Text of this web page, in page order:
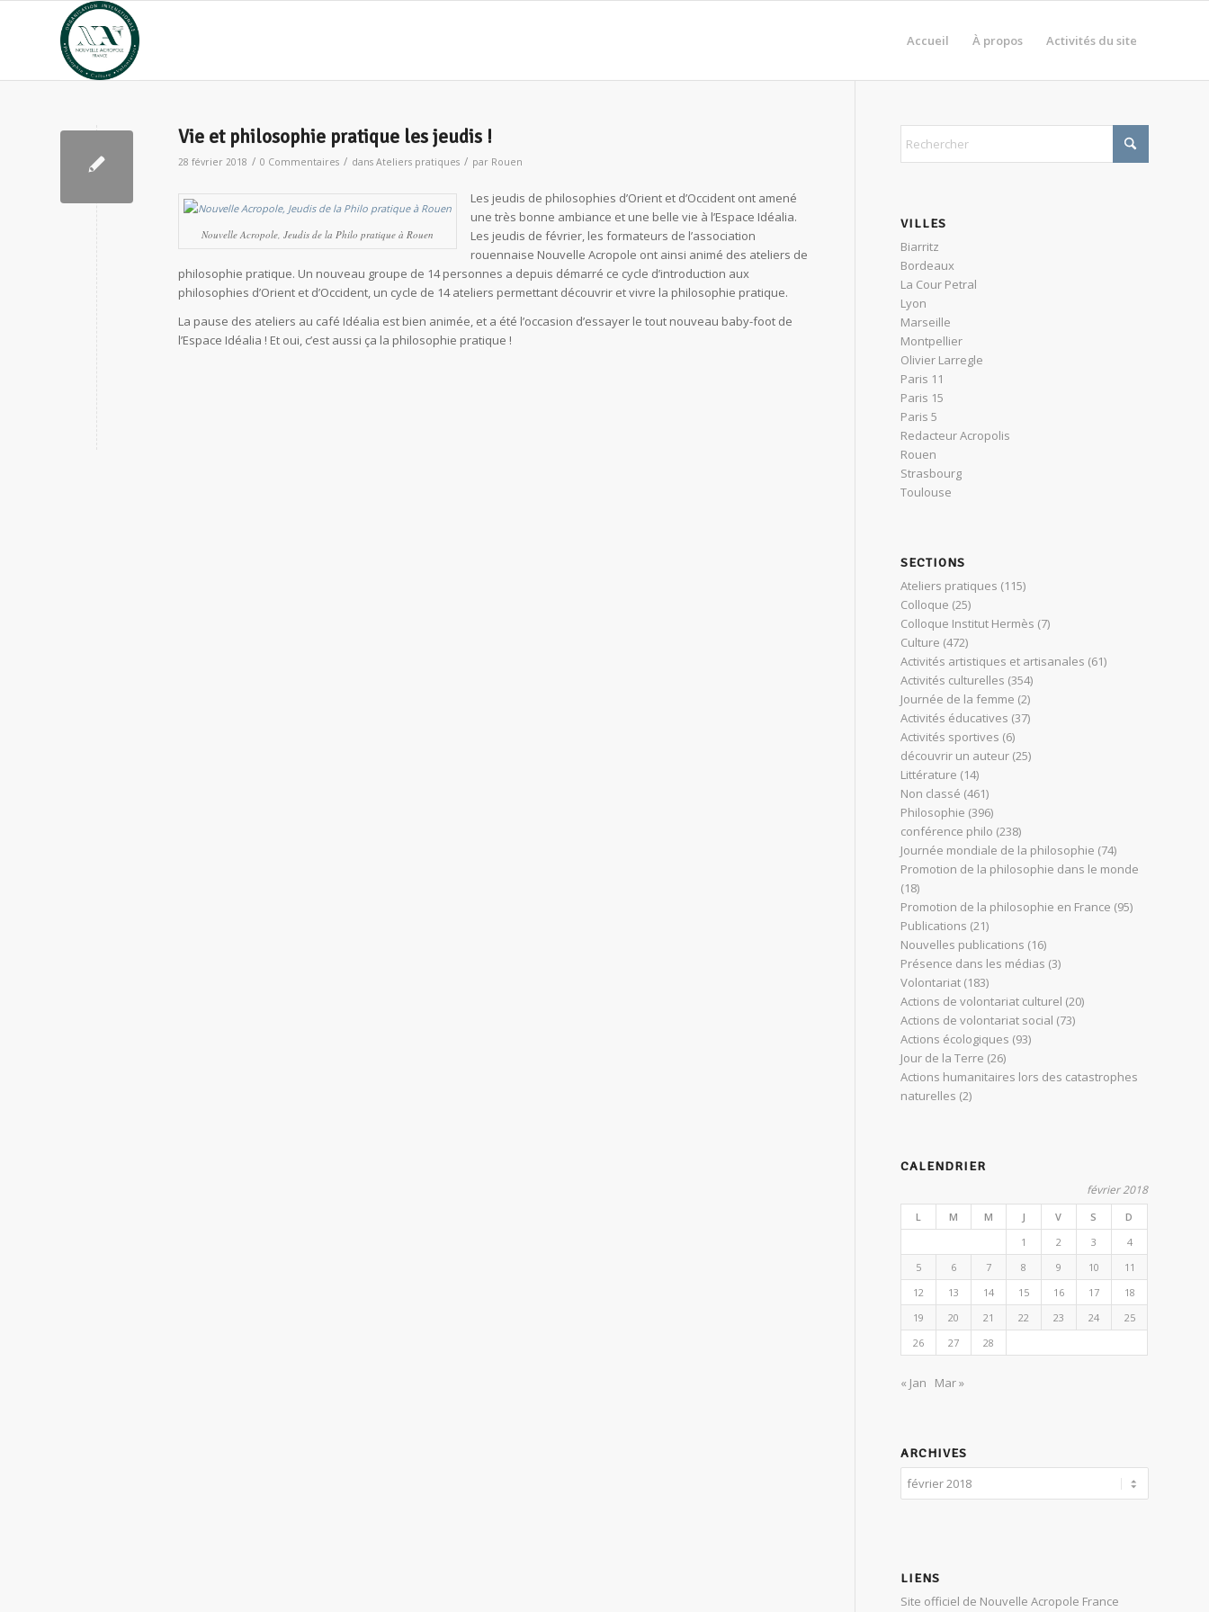
Accueil À propos Activités du site
Vie et philosophie pratique les jeudis !
28 février 2018 / 0 Commentaires / dans Ateliers pratiques / par Rouen
Nouvelle Acropole, Jeudis de la Philo pratique à Rouen
Les jeudis de philosophies d’Orient et d’Occident ont amené
une très bonne ambiance et une belle vie à l’Espace Idéalia.
Les jeudis de février, les formateurs de l’association
rouennaise Nouvelle Acropole ont ainsi animé des ateliers de
philosophie pratique. Un nouveau groupe de 14 personnes a depuis démarré ce cycle d’introduction aux
philosophies d’Orient et d’Occident, un cycle de 14 ateliers permettant découvrir et vivre la philosophie pratique.
La pause des ateliers au café Idéalia est bien animée, et a été l’occasion d’essayer le tout nouveau baby-foot de
l’Espace Idéalia ! Et oui, c’est aussi ça la philosophie pratique !
VILLES
Biarritz
Bordeaux
La Cour Petral
Lyon
Marseille
Montpellier
Olivier Larregle
Paris 11
Paris 15
Paris 5
Redacteur Acropolis
Rouen
Strasbourg
Toulouse
SECTIONS
Ateliers pratiques (115)
Colloque (25)
Colloque Institut Hermès (7)
Culture (472)
Activités artistiques et artisanales (61)
Activités culturelles (354)
Journée de la femme (2)
Activités éducatives (37)
Activités sportives (6)
découvrir un auteur (25)
Littérature (14)
Non classé (461)
Philosophie (396)
conférence philo (238)
Journée mondiale de la philosophie (74)
Promotion de la philosophie dans le monde
(18)
Promotion de la philosophie en France (95)
Publications (21)
Nouvelles publications (16)
Présence dans les médias (3)
Volontariat (183)
Actions de volontariat culturel (20)
Actions de volontariat social (73)
Actions écologiques (93)
Jour de la Terre (26)
Actions humanitaires lors des catastrophes
naturelles (2)
CALENDRIER
février 2018
L M M J V S
D
1
2 3
4
5
6 7 8 9 10
11
12
13 14 15 16 17
18
19
20 21 22 23 24
25
26
27 28
« Jan Mar »
ARCHIVES
LIENS
Site officiel de Nouvelle Acropole France